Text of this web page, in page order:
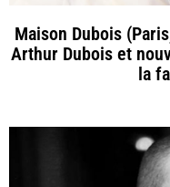
Maison Dubois
Arthur Dubois et
la